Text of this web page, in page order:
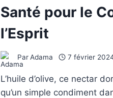
Santé pour le
l’Esprit
Par Adama 7 février
L’huile d’olive, ce nectar
qu’un simple condiment